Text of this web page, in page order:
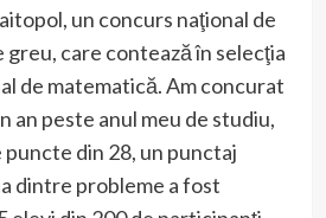
un concurs naţional de
care contează în selecţia
de matematică. Am concurat
an peste anul meu de studiu,
puncte din 28, un punctaj
dintre probleme a fost